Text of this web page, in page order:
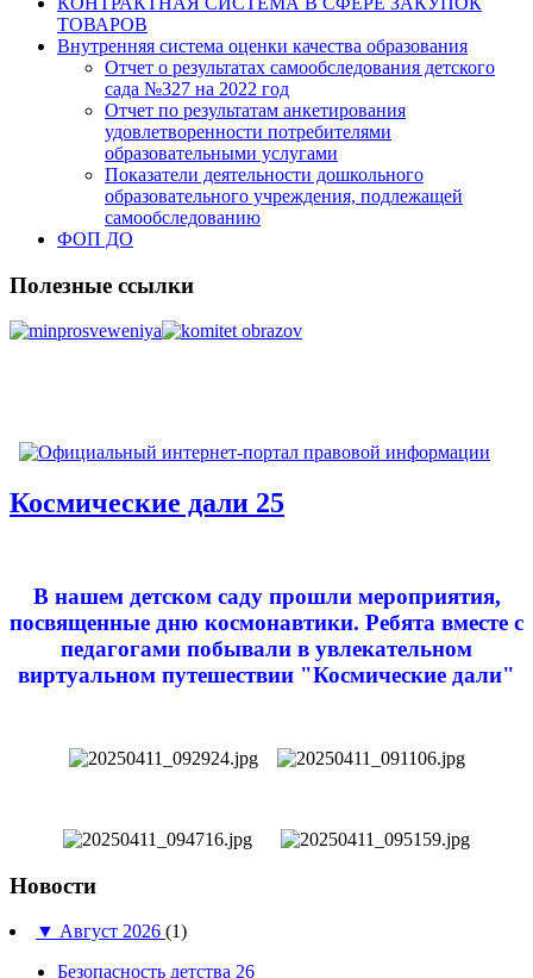
ТОВАРОВ
Внутренняя система оценки качества образования
Отчет о результатах самообследования детского
сада №327 на 2022 год
Отчет по результатам анкетирования
удовлетворенности потребителями
образовательными услугами
Показатели деятельности дошкольного
образовательного учреждения, подлежащей
самообследованию
ФОП ДО
Полезные ссылки
Космические дали 25
В нашем детском саду прошли мероприятия,
посвященные дню космонавтики. Ребята вместе с
педагогами побывали в увлекательном
виртуальном путешествии "Космические дали"
Новости
▼ Август 2026 (1)
Безопасность детства 26